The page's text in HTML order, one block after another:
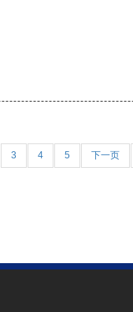
3 4 5 下一页